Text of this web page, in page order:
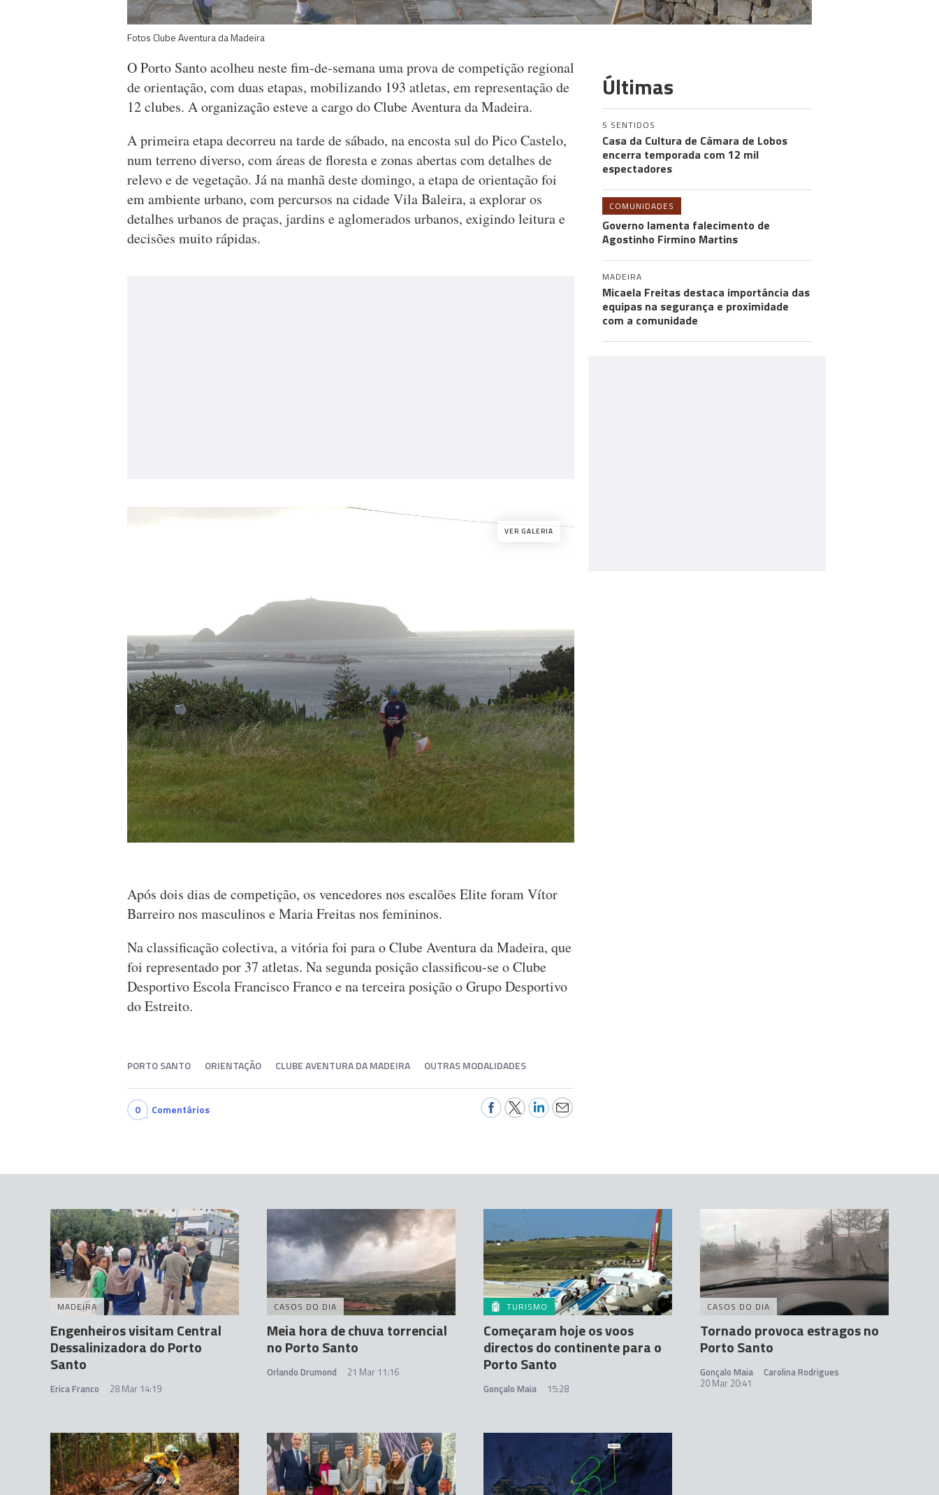
Fotos Clube Aventura da Madeira
O Porto Santo acolheu neste fim-de-semana uma prova de competição regional
de orientação, com duas etapas, mobilizando 193 atletas, em representação de
12 clubes. A organização esteve a cargo do Clube Aventura da Madeira.
A primeira etapa decorreu na tarde de sábado, na encosta sul do Pico Castelo,
num terreno diverso, com áreas de floresta e zonas abertas com detalhes de
relevo e de vegetação. Já na manhã deste domingo, a etapa de orientação foi
em ambiente urbano, com percursos na cidade Vila Baleira, a explorar os
detalhes urbanos de praças, jardins e aglomerados urbanos, exigindo leitura e
decisões muito rápidas.
VER GALERIA
Após dois dias de competição, os vencedores nos escalões Elite foram Vítor
Barreiro nos masculinos e Maria Freitas nos femininos.
Na classificação colectiva, a vitória foi para o Clube Aventura da Madeira, que
foi representado por 37 atletas. Na segunda posição classificou-se o Clube
Desportivo Escola Francisco Franco e na terceira posição o Grupo Desportivo
do Estreito.
PORTO SANTO ORIENTAÇÃO CLUBE AVENTURA DA MADEIRA OUTRAS MODALIDADES
0 Comentários
Últimas
5 SENTIDOS
Casa da Cultura de Câmara de Lobos
encerra temporada com 12 mil
espectadores
COMUNIDADES
Governo lamenta falecimento de
Agostinho Firmino Martins
MADEIRA
Micaela Freitas destaca importância das
equipas na segurança e proximidade
com a comunidade
MADEIRA
Engenheiros visitam Central
Dessalinizadora do Porto
Santo
Erica Franco 28 Mar 14:19
CASOS DO DIA
Meia hora de chuva torrencial
no Porto Santo
Orlando Drumond 21 Mar 11:16
TURISMO
Começaram hoje os voos
directos do continente para o
Porto Santo
Gonçalo Maia 15:28
CASOS DO DIA
Tornado provoca estragos no
Porto Santo
Gonçalo Maia
Carolina Rodrigues
20 Mar 20:41